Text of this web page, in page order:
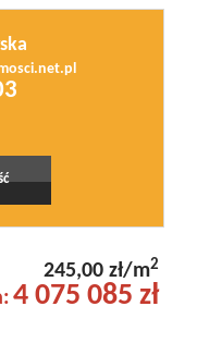
245,00 zł/m2
4 075 085 zł